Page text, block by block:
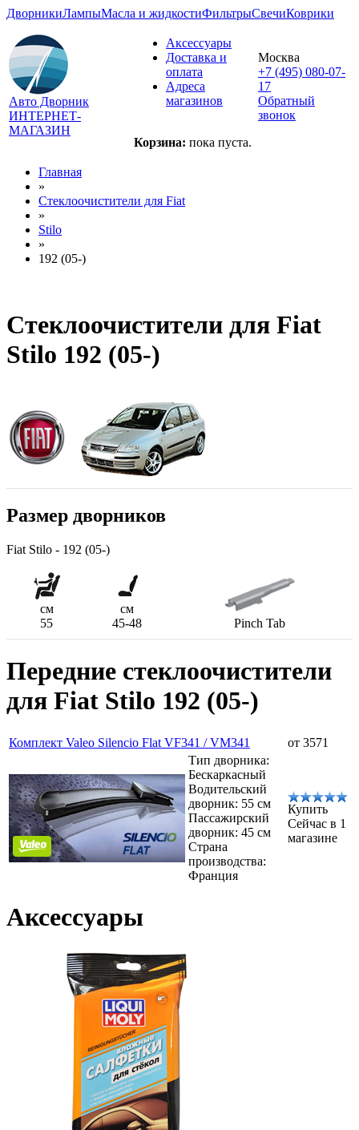
ДворникиЛампыМасла и жидкостиФильтрыСвечиКоврики
Авто Дворник
ИНТЕРНЕТ-
МАГАЗИН
Аксессуары
Доставка и
оплата
Адреса
магазинов
Корзина: пока пуста.
Москва
+7 (495) 080-07-
17
Обратный
звонок
Главная
»
Стеклоочистители для Fiat
»
Stilo
»
192 (05-)
Стеклоочистители для Fiat
Stilo 192 (05-)
Размер дворников
Fiat Stilo - 192 (05-)
см
см
55
45-48 Pinch Tab
Передние стеклоочистители
для Fiat Stilo 192 (05-)
Комплект Valeo Silencio Flat VF341 / VM341
от 3571
Тип дворника:
Бескаркасный
Водительский
дворник: 55 см
Пассажирский
дворник: 45 см
Страна
производства:
Франция
Купить
Сейчас в 1
магазине
Аксессуары